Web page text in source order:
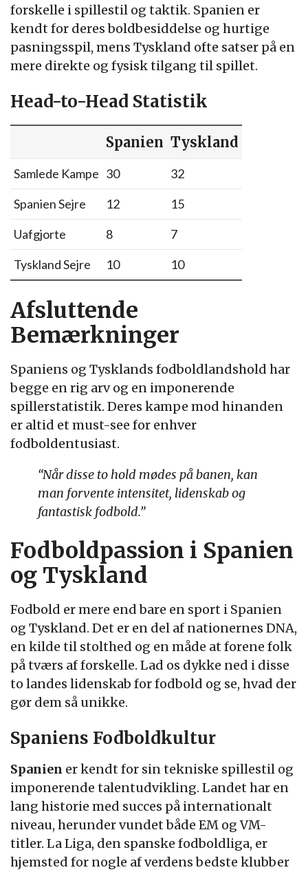
forskelle i spillestil og taktik. Spanien er
kendt for deres boldbesiddelse og hurtige
pasningsspil, mens Tyskland ofte satser på en
mere direkte og fysisk tilgang til spillet.
Head-to-Head Statistik
Spanien Tyskland
Samlede Kampe 30
32
Spanien Sejre
12
15
Uafgjorte
8
7
Tyskland Sejre
10 10
Afsluttende
Bemærkninger
Spaniens og Tysklands fodboldlandshold har
begge en rig arv og en imponerende
spillerstatistik. Deres kampe mod hinanden
er altid et must-see for enhver
fodboldentusiast.
“Når disse to hold mødes på banen, kan
man forvente intensitet, lidenskab og
fantastisk fodbold.”
Fodboldpassion i Spanien
og Tyskland
Fodbold er mere end bare en sport i Spanien
og Tyskland. Det er en del af nationernes DNA,
en kilde til stolthed og en måde at forene folk
på tværs af forskelle. Lad os dykke ned i disse
to landes lidenskab for fodbold og se, hvad der
gør dem så unikke.
Spaniens Fodboldkultur
Spanien er kendt for sin tekniske spillestil og
imponerende talentudvikling. Landet har en
lang historie med succes på internationalt
niveau, herunder vundet både EM og VM-
titler. La Liga, den spanske fodboldliga, er
hjemsted for nogle af verdens bedste klubber